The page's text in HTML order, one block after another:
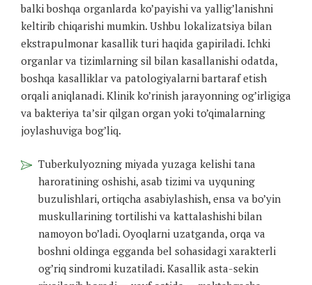
balki boshqa organlarda ko’payishi va yallig’lanishni
keltirib chiqarishi mumkin. Ushbu lokalizatsiya bilan
ekstrapulmonar kasallik turi haqida gapiriladi. Ichki
organlar va tizimlarning sil bilan kasallanishi odatda,
boshqa kasalliklar va patologiyalarni bartaraf etish
orqali aniqlanadi. Klinik ko’rinish jarayonning og’irligiga
va bakteriya ta’sir qilgan organ yoki to’qimalarning
joylashuviga bog’liq.
Tuberkulyozning miyada yuzaga kelishi tana
haroratining oshishi, asab tizimi va uyquning
buzulishlari, ortiqcha asabiylashish, ensa va bo’yin
muskullarining tortilishi va kattalashishi bilan
namoyon bo’ladi. Oyoqlarni uzatganda, orqa va
boshni oldinga egganda bel sohasidagi xarakterli
og’riq sindromi kuzatiladi. Kasallik asta-sekin